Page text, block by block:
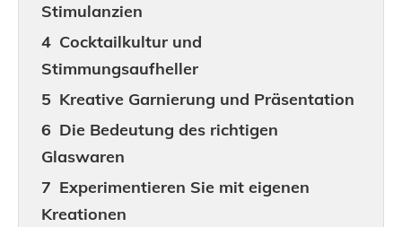
Stimulanzien
Cocktailkultur und
Stimmungsaufheller
Kreative Garnierung und Präsentation
Die Bedeutung des richtigen
Glaswaren
Experimentieren Sie mit eigenen
Kreationen